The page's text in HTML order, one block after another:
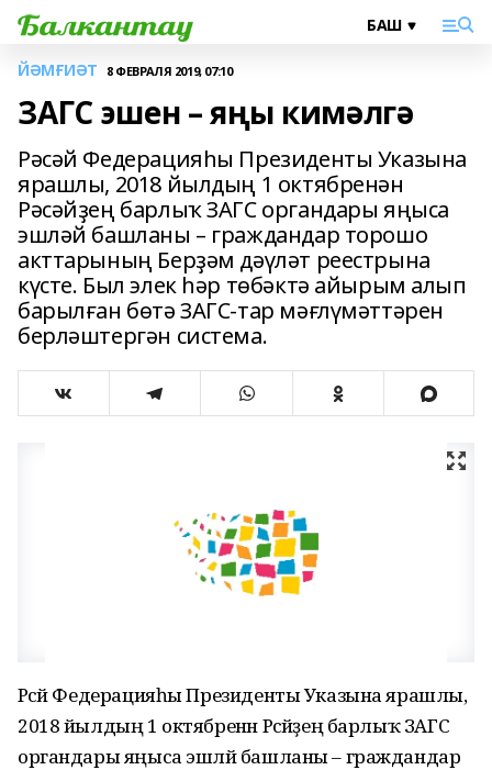
ЙӘМҒИӘТ 8 ФЕВРАЛЯ 2019, 07:10
ЗАГС эшен – яңы кимәлгә
Рәсәй Федерацияһы Президенты Указына
ярашлы, 2018 йылдың 1 октябренән
Рәсәйҙең барлыҡ ЗАГС органдары яңыса
эшләй башланы – граждандар торошо
акттарының Берҙәм дәүләт реестрына
күсте. Был элек һәр төбәктә айырым алып
барылған бөтә ЗАГС-тар мәғлүмәттәрен
берләштергән система.
Рәсәй Федерацияһы Президенты Указына ярашлы,
2018 йылдың 1 октябренән Рәсәйҙең барлыҡ ЗАГС
органдары яңыса эшләй башланы – граждандар